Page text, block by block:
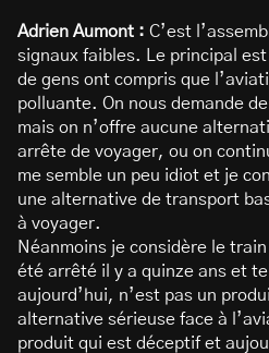
Adrien Aumont : C’est
signaux faibles. Le principal
de gens ont compris que
polluante. On nous demande
mais on n’offre aucune
arrête de voyager, ou on
me semble un peu idiot et je
une alternative de transport
à voyager.
Néanmoins je considère le
été arrêté il y a quinze ans et
aujourd’hui, n’est pas un
alternative sérieuse face à
produit qui est déceptif et